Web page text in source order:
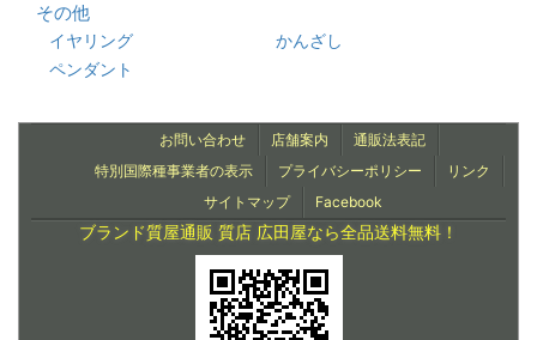
その他
イヤリング
かんざし
ペンダント
お問い合わせ 店舗案内
通販法表記
特別国際種事業者の表示
プライバシーポリシー
リンク
サイトマップ
Facebook
ブランド質屋通販 質店 広田屋なら全品送料無料！